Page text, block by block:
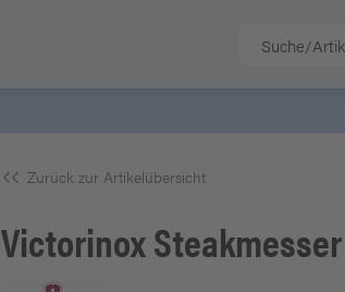
Zurück zur Artikelübersicht
Victorinox